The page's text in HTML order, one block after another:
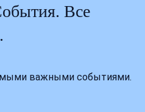
Все
важными событиями.